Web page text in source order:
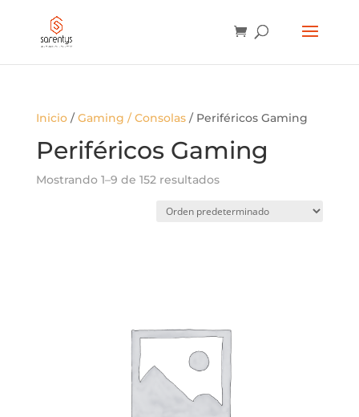
PRODUCTOS
Inicio/Gaming / Consolas/ Periféricos Gaming
Periféricos Gaming
Mostrando 1–9 de 152 resultados